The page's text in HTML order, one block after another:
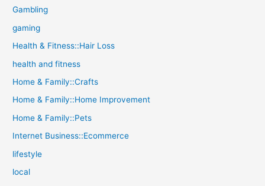
Gambling
gaming
Health & Fitness::Hair Loss
health and fitness
Home & Family::Crafts
Home & Family::Home Improvement
Home & Family::Pets
Internet Business::Ecommerce
lifestyle
local